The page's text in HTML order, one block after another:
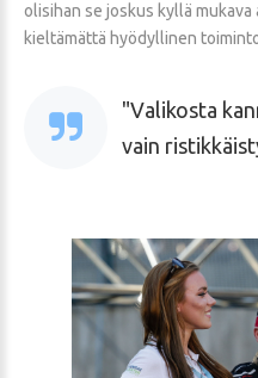
olisihan se joskus kyllä
kieltämättä hyödyllinen
Valikosta
vain